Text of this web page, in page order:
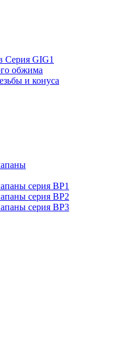
Cерия GIG1
обжима
и конуса
серия BP1
серия BP2
серия BP3